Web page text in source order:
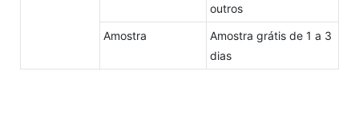
outros
Amostra
Amostra grátis de 1 a 3
dias